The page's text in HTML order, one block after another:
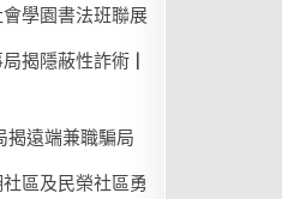
學園書法班聯展
揭隱蔽性詐術 |
遠端兼職騙局
區及民榮社區勇